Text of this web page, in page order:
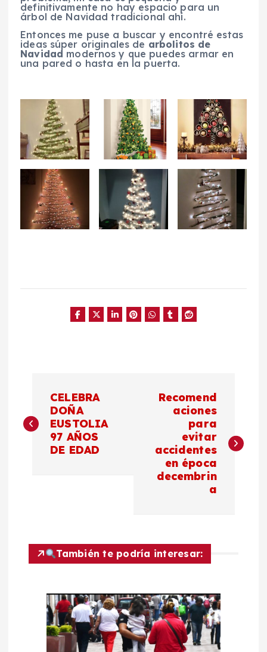
definitivamente no hay espacio para un
árbol de Navidad tradicional ahí.
Entonces me puse a buscar y encontré estas
ideas súper originales de arbolitos de
Navidad modernos y que puedes armar en
una pared o hasta en la puerta.
a
c
CELEBRA
DOÑA
EUSTOLIA
97 AÑOS
DE EDAD
Recomend
aciones
para
evitar
accidentes
en época
decembrin
a
También te podría interesar: